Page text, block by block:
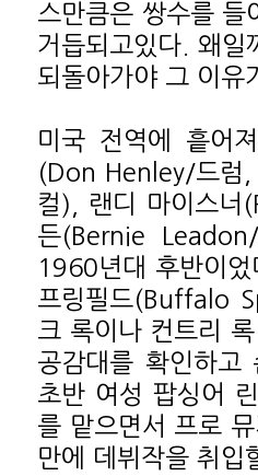
스만큼은 쌍수를 들
거듭되고있다. 왜
되돌아가야 그 이유
미국 전역에 흩어
(Don Henley/드럼
컬), 랜디 마이스너
든(Bernie
1960년대 후반이
프링필드(Buffalo
크 록이나 컨트리
공감대를 확인하
초반 여성 팝싱어
를 맡으면서 프로
만에 데뷔작을 취입